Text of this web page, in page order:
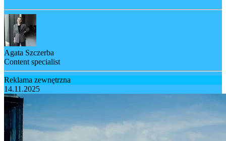
Agata Szczerba
Content specialist
Reklama zewnętrzna
14.11.2025